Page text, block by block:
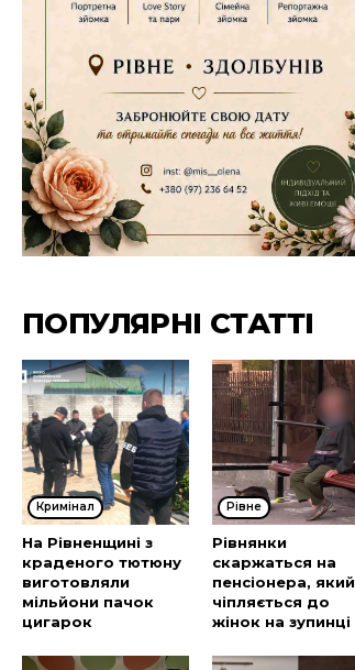
ПОПУЛЯРНІ СТАТТІ
Кримінал
На Рівненщині з
краденого тютюну
виготовляли
мільйони пачок
цигарок
Рівне
Рівнянки
скаржаться на
пенсіонера, який
чіпляється до
жінок на зупинці